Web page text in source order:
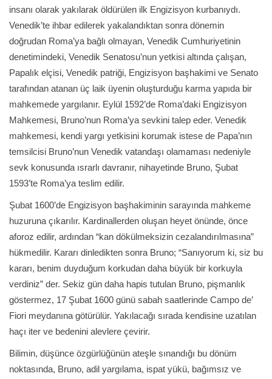
insanı olarak yakılarak öldürülen ilk Engizisyon kurbanıydı.
Venedik’te ihbar edilerek yakalandıktan sonra dönemin
doğrudan Roma’ya bağlı olmayan, Venedik Cumhuriyetinin
denetimindeki, Venedik Senatosu’nun yetkisi altında çalışan,
Papalık elçisi, Venedik patriği, Engizisyon başhakimi ve Senato
tarafından atanan üç laik üyenin oluşturduğu karma yapıda bir
mahkemede yargılanır. Eylül 1592’de Roma’daki Engizisyon
Mahkemesi, Bruno’nun Roma’ya sevkini talep eder. Venedik
mahkemesi, kendi yargı yetkisini korumak istese de Papa’nın
temsilcisi Bruno’nun Venedik vatandaşı olamaması nedeniyle
sevk konusunda ısrarlı davranır, nihayetinde Bruno, Şubat
1593’te Roma’ya teslim edilir.
Şubat 1600’de Engizisyon başhakiminin sarayında mahkeme
huzuruna çıkarılır. Kardinallerden oluşan heyet önünde, önce
aforoz edilir, ardından “kan dökülmeksizin cezalandırılmasına”
hükmedilir. Kararı dinledikten sonra Bruno; “Sanıyorum ki, siz bu
kararı, benim duyduğum korkudan daha büyük bir korkuyla
verdiniz” der. Sekiz gün daha hapis tutulan Bruno, pişmanlık
göstermez, 17 Şubat 1600 günü sabah saatlerinde Campo de’
Fiori meydanına götürülür. Yakılacağı sırada kendisine uzatılan
haçı iter ve bedenini alevlere çevirir.
Bilimin, düşünce özgürlüğünün ateşle sınandığı bu dönüm
noktasında, Bruno, adil yargılama, ispat yükü, bağımsız ve